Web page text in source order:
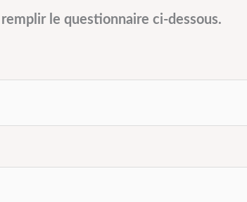
le questionnaire ci-dessous.